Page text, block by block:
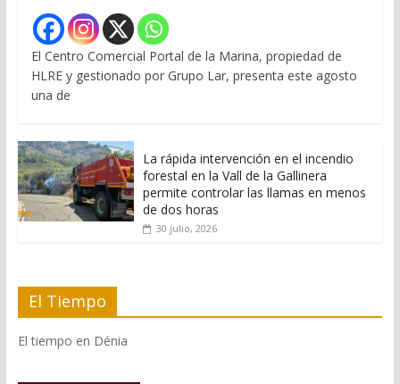
El Centro Comercial Portal de la Marina, propiedad de
HLRE y gestionado por Grupo Lar, presenta este agosto
una de
La rápida intervención en el incendio
forestal en la Vall de la Gallinera
permite controlar las llamas en menos
de dos horas
30 julio, 2026
El Tiempo
El tiempo en Dénia